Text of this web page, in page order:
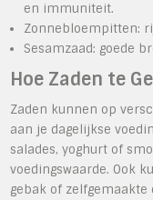
en immuniteit.
Zonnebloempitten:
Sesamzaad: goede
Hoe Zaden te
Zaden kunnen op
aan je dagelijkse
salades, yoghurt of
voedingswaarde. Ook
gebak of